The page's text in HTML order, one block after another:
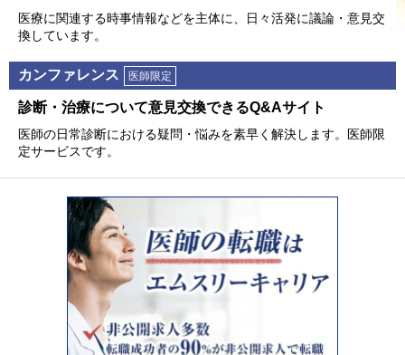
医療に関連する時事情報などを主体に、⽇々活発に議論・意⾒交
換しています。
カンファレンス 医師限定
診断・治療について意⾒交換できるQ&Aサイト
医師の⽇常診断における疑問・悩みを素早く解決します。医師限
定サービスです。